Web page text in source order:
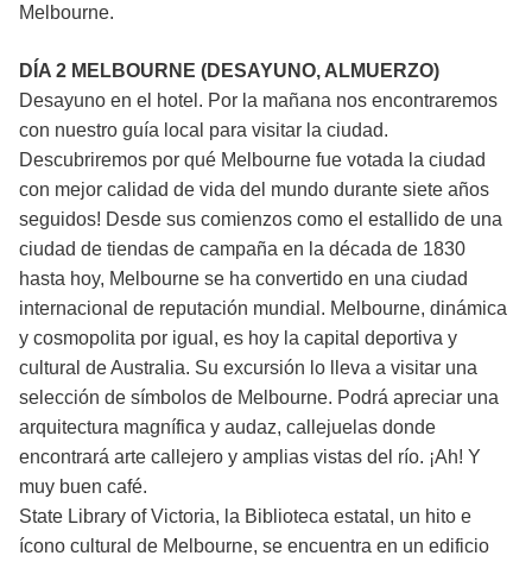
Melbourne.
DÍA 2 MELBOURNE (DESAYUNO, ALMUERZO)
Desayuno en el hotel. Por la mañana nos encontraremos
con nuestro guía local para visitar la ciudad.
Descubriremos por qué Melbourne fue votada la ciudad
con mejor calidad de vida del mundo durante siete años
seguidos! Desde sus comienzos como el estallido de una
ciudad de tiendas de campaña en la década de 1830
hasta hoy, Melbourne se ha convertido en una ciudad
internacional de reputación mundial. Melbourne, dinámica
y cosmopolita por igual, es hoy la capital deportiva y
cultural de Australia. Su excursión lo lleva a visitar una
selección de símbolos de Melbourne. Podrá apreciar una
arquitectura magnífica y audaz, callejuelas donde
encontrará arte callejero y amplias vistas del río. ¡Ah! Y
muy buen café.
State Library of Victoria, la Biblioteca estatal, un hito e
ícono cultural de Melbourne, se encuentra en un edificio